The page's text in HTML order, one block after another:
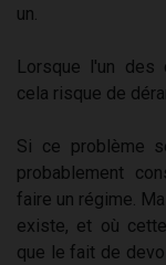
un.
Lorsque l'un des
cela risque de
Si ce problème
probablement
faire un régime.
existe, et où
que le fait de